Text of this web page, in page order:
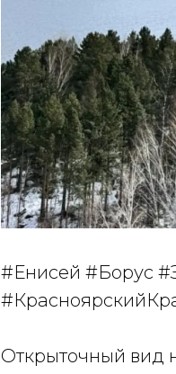
#Енисей #Борус
Открыточный вид